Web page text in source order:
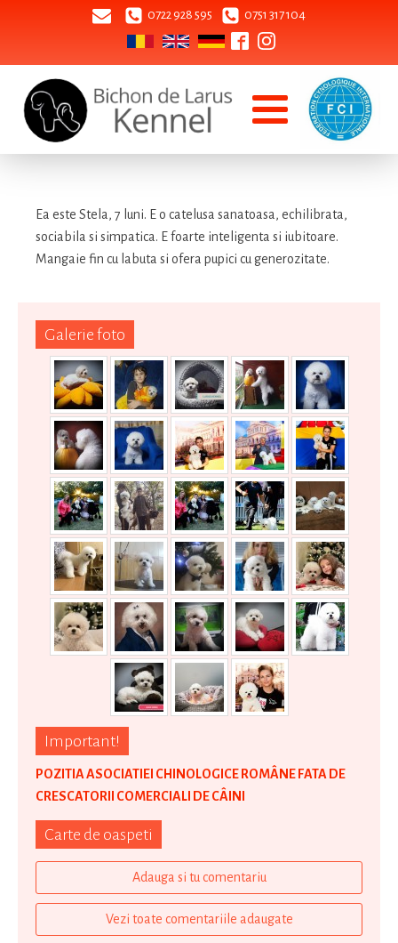
0722 928 595 0751 317 104
Galerie foto
Important!
POZITIA ASOCIATIEI CHINOLOGICE ROMÂNE FATA DE
CRESCATORII COMERCIALI DE CÂINI
Carte de oaspeti
Adauga si tu comentariu
Vezi toate comentariile adaugate
Ea este Stela, 7 luni. E o catelusa sanatoasa, echilibrata,
sociabila si simpatica. E foarte inteligenta si iubitoare.
Mangaie fin cu labuta si ofera pupici cu generozitate.